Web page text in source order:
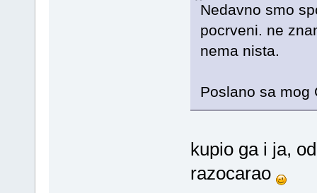
Nedavno smo
pocrveni. ne
nema nista.
Poslano sa mog
kupio ga i ja,
razocarao